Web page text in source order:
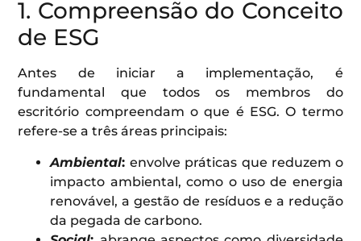
1. Compreensão do Conceito
de ESG
Antes de iniciar a implementação, é
fundamental que todos os membros do
escritório compreendam o que é ESG. O termo
refere-se a três áreas principais:
Ambiental:envolve práticas que reduzem o
impacto ambiental, como o uso de energia
renovável, a gestão de resíduos e a redução
da pegada de carbono.